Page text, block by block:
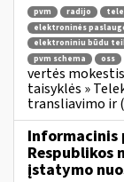
pvm radijo
elektroninės
elektroniniu būdu
pvm schema
oss
vertės
taisyklės »
transliavimo ir
Informacinis
Respublikos
įstatymo